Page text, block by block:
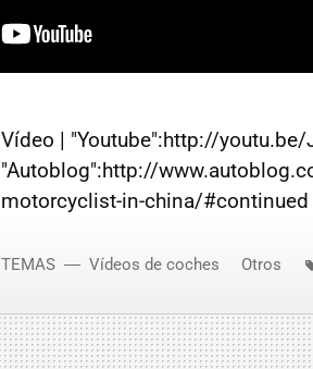
Vídeo | "Youtube":http://youtu.be/
"Autoblog":http://
motorcyclist-in-china/#continued
TEMAS Vídeos de coches Otros